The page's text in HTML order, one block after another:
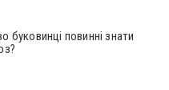
буковинці повинні знати